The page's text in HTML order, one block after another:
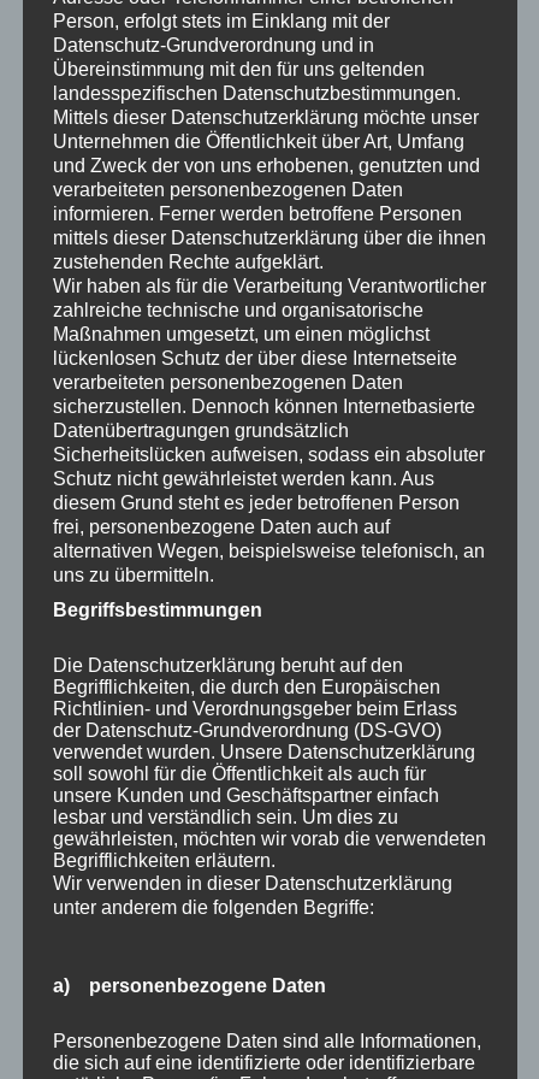
Abweichungen
Anpassung der Geräteparameter, falls
erforderlich
Erstellung eines Kalibrierzertifikats mit den
ermittelten Messwerten und Abweichungen
Vorteile der
Inanspruchnahme von
Kalibrierungsdiensten
Die Beauftragung eines professionellen
Kalibrierungsdienstleisters bietet zahlreiche Vorteile:
Höchste Präzision: Professionelle
Kalibrierungsdienste verwenden modernste
Technologien und Methoden, um die höchste
Präzision bei der Kalibrierung Ihrer Geräte zu
gewährleisten.
Zeitersparnis: Die Kalibrierung kann
zeitaufwändig sein, insbesondere wenn Sie nicht
über das erforderliche Fachwissen und die
Dienstleister übernimmt diese Aufgabe für Sie und
ermöglicht es Ihnen, sich auf Ihr Kerngeschäft zu
konzentrieren.
Einhaltung von Normen und Vorschriften:
Professionelle Kalibrierungsdienste stellen sicher,
dass Ihre Geräte den geltenden Normen und
Vorschriften entsprechen, was für die
Zertifizierung Ihres Unternehmens und die
Vermeidung von Strafen wichtig ist.
und Reparaturdienstleistungen an, um die
mögliche Probleme frühzeitig zu erkennen.
Person, erfolgt stets im Einklang mit der
Datenschutz-Grundverordnung und in
Übereinstimmung mit den für uns geltenden
landesspezifischen Datenschutzbestimmungen.
Mittels dieser Datenschutzerklärung möchte unser
Unternehmen die Öffentlichkeit über Art, Umfang
und Zweck der von uns erhobenen, genutzten und
verarbeiteten personenbezogenen Daten
informieren. Ferner werden betroffene Personen
mittels dieser Datenschutzerklärung über die ihnen
zustehenden Rechte aufgeklärt.
Wir haben als für die Verarbeitung Verantwortlicher
zahlreiche technische und organisatorische
Maßnahmen umgesetzt, um einen möglichst
lückenlosen Schutz der über diese Internetseite
verarbeiteten personenbezogenen Daten
sicherzustellen. Dennoch können Internetbasierte
Datenübertragungen grundsätzlich
Sicherheitslücken aufweisen, sodass ein absoluter
Schutz nicht gewährleistet werden kann. Aus
diesem Grund steht es jeder betroffenen Person
frei, personenbezogene Daten auch auf
alternativen Wegen, beispielsweise telefonisch, an
uns zu übermitteln.
Begriffsbestimmungen
Die Datenschutzerklärung beruht auf den
Begrifflichkeiten, die durch den Europäischen
Richtlinien- und Verordnungsgeber beim Erlass
der Datenschutz-Grundverordnung (DS-GVO)
verwendet wurden. Unsere Datenschutzerklärung
soll sowohl für die Öffentlichkeit als auch für
unsere Kunden und Geschäftspartner einfach
lesbar und verständlich sein. Um dies zu
gewährleisten, möchten wir vorab die verwendeten
Begrifflichkeiten erläutern.
Wir verwenden in dieser Datenschutzerklärung
unter anderem die folgenden Begriffe:
a) personenbezogene Daten
Personenbezogene Daten sind alle Informationen,
die sich auf eine identifizierte oder identifizierbare